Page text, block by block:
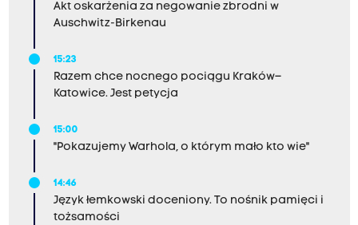
Akt oskarżenia za negowanie zbrodni w
Auschwitz-Birkenau
15:23
Razem chce nocnego pociągu Kraków–
Katowice. Jest petycja
15:00
"Pokazujemy Warhola, o którym mało kto wie"
14:46
Język łemkowski doceniony. To nośnik pamięci i
tożsamości